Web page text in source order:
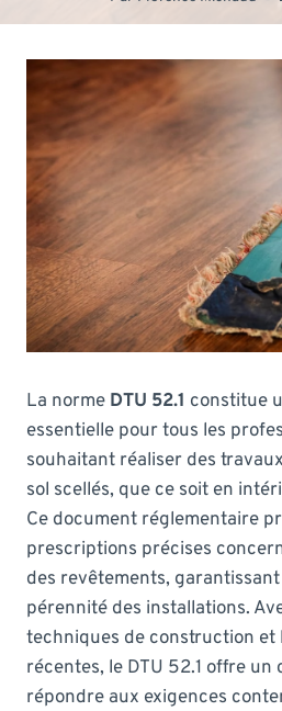
La norme DTU 52.1 constitue
essentielle pour tous les
souhaitant réaliser des
sol scellés, que ce soit en
Ce document réglementaire
prescriptions précises
des revêtements,
pérennité des installations.
techniques de construction et
récentes, le DTU 52.1 offre
répondre aux exigences